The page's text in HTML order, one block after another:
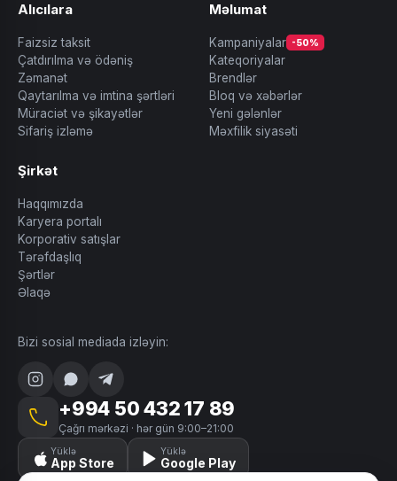
Alıcılara
Faizsiz taksit
Çatdırılma və ödəniş
Zəmanət
Qaytarılma və imtina şərtləri
Müraciət və şikayətlər
Sifariş izləmə
Məlumat
Kampaniyalar -50%
Kateqoriyalar
Brendlər
Bloq və xəbərlər
Yeni gələnlər
Məxfilik siyasəti
Şirkət
Haqqımızda
Karyera portalı
Korporativ satışlar
Tərəfdaşlıq
Şərtlər
Əlaqə
Bizi sosial mediada izləyin:
+994 50 432 17 89
Çağrı mərkəzi · hər gün 9:00–21:00
Yüklə
App Store
Yüklə
Google Play